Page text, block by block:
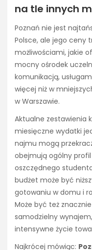
na tle innych
Poznań nie jest
Polsce, ale jego ceny
możliwościami, jakie
mocny ośrodek
komunikacją,
więcej niż w
w Warszawie.
Aktualne zestawienia
miesięczne wydatki
najmu mogą
obejmują ogólny
oszczędnego
budżet może być
gotowaniu w domu i
Może być też
samodzielny
intensywne życie
Najkrócej mówiąc: